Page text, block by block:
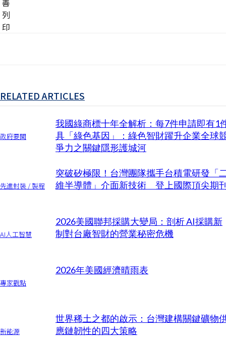
RELATED ARTICLES
政府要聞
我國綠商標十年全解析：每7件申請即有1
具「綠色基因」：綠色智財躍升企業全球
爭力之關鍵隱形護城河
先進封裝 / 製程
突破矽極限！台灣團隊攜手台積電研發「
維半導體」介面新技術 登上國際頂尖期
AI人工智慧
2026美國聯邦採購大變局：剖析 AI採購新
制對台廠智財的營業秘密危機
專家觀點
2026年美國經濟晴雨表
新能源
世界稀土之都的啟示：台灣建構關鍵礦物
應鏈韌性的四大策略